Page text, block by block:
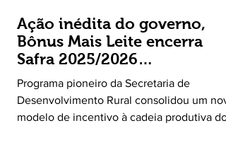
Ação inédita do governo,
Bônus Mais Leite encerra
Safra 2025/2026
consolidando novo modelo
de apoio aos produtores de
leite
Programa pioneiro da Secretaria de
Desenvolvimento Rural consolidou um
modelo de incentivo à cadeia produtiva do